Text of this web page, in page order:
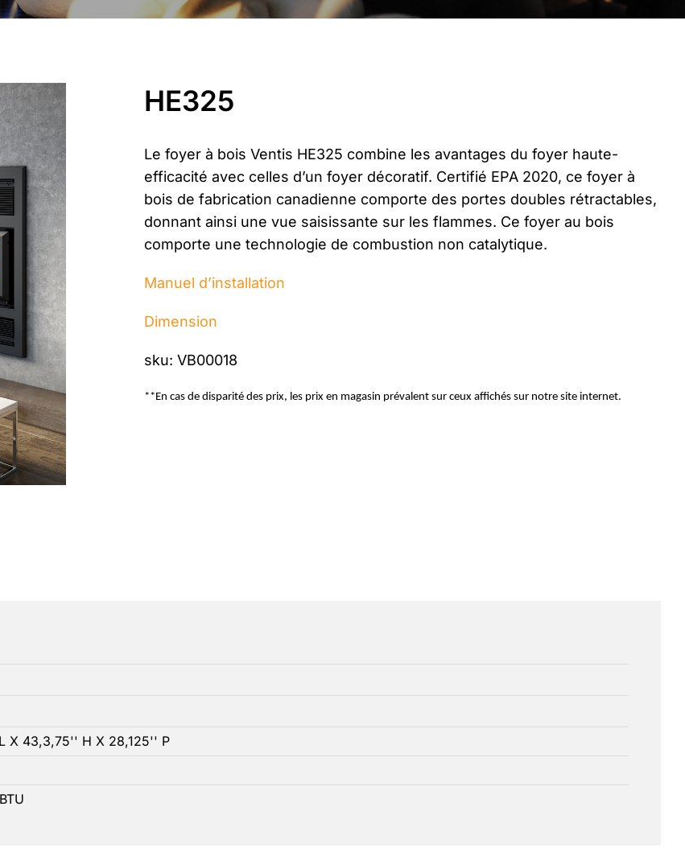
HE325
Le foyer à bois Ventis HE325 combine les avantages du foyer haute-
efficacité avec celles d’un foyer décoratif. Certifié EPA 2020, ce foyer à
bois de fabrication canadienne comporte des portes doubles rétractables,
donnant ainsi une vue saisissante sur les flammes. Ce foyer au bois
comporte une technologie de combustion non catalytique.
Manuel d’installation
Dimension
sku: VB00018
**En cas de disparité des prix, les prix en magasin prévalent sur ceux affichés sur notre site internet.
X 43,3,75'' H X 28,125'' P